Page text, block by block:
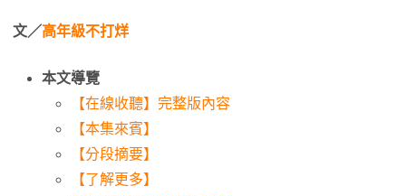
文／高年級不打烊
本文導覽
【在線收聽】完整版內容
【本集來賓】
【分段摘要】
【了解更多】